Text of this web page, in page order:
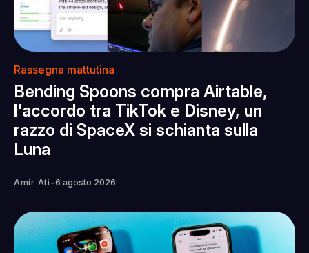
Rassegna mattutina
Bending Spoons compra Airtable,
l'accordo tra TikTok e Disney, un
razzo di SpaceX si schianta sulla
Luna
Amir Ati -6 agosto 2026